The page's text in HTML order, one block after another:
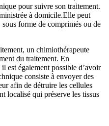
pour suivre son traitement.
à domicile.Elle peut
forme de comprimés ou de
un chimiothérapeute
du traitement. En
est également possible d’avoir
consiste à envoyer des
afin de détruire les cellules
localisé qui préserve les tissus